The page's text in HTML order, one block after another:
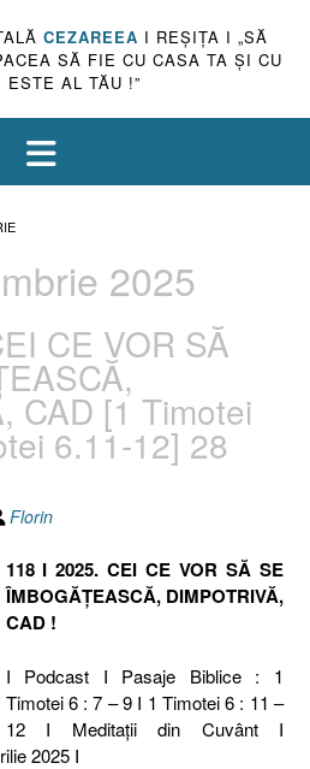
CEZAREEA I REŞIŢA I „SĂ
SĂ FIE CU CASA TA ŞI CU
ESTE AL TĂU !”
2025
CE VOR SĂ
CAD [1 Timotei
6.11-12] 28
Florin
118 I 2025. CEI CE VOR SĂ SE
ÎMBOGĂȚEASCĂ, DIMPOTRIVĂ,
CAD !
I Podcast I Pasaje Biblice : 1
Timotei 6 : 7 – 9 I 1 Timotei 6 : 11 –
12 I Meditaţii din Cuvânt I
2025 I